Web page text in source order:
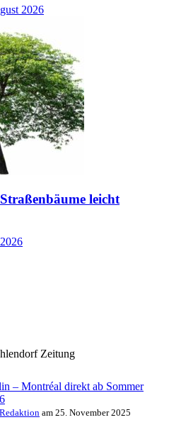
2026
leicht
Zeitung
– Montréal direkt ab Sommer
Redaktion am 25. November 2025